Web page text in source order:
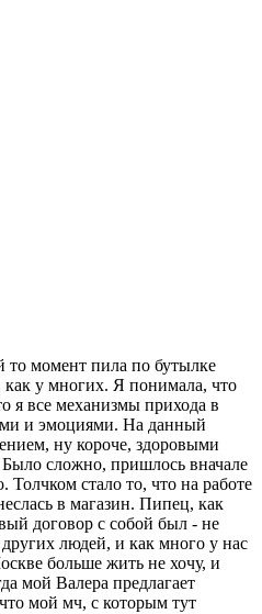
то момент пила по бутылке
как у многих. Я понимала, что
я все механизмы прихода в
и эмоциями. На данный
ну короче, здоровыми
сложно, пришлось вначале
стало то, что на работе
в магазин. Пипец, как
договор с собой был - не
людей, и как много у нас
больше жить не хочу, и
мой Валера предлагает
мой мч, с которым тут